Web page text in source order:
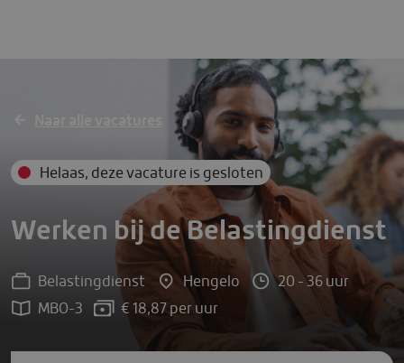
Helaas, deze vacature is gesloten
Werken bij de Belastingdienst
Belastingdienst Hengelo
20 - 36 uur
MBO-3
€ 18,87 per uur